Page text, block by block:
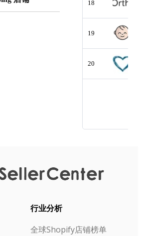
18
19
20
行业分析
全球Shopify店铺榜单